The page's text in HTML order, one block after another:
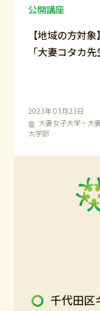
公開講座
【地域の方対
「大妻コタカ先
2023年 03月23日
大妻女子大学・大
大学部
千代田区